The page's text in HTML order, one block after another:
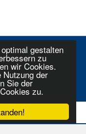
gestalten
zu
wir Cookies.
Nutzung der
Sie der
zu.